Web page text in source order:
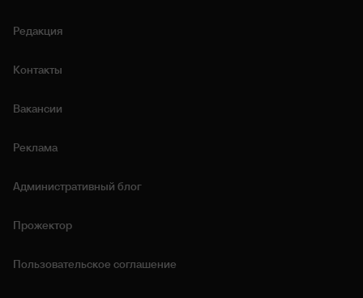
Редакция
Контакты
Вакансии
Реклама
Административный блог
Прожектор
Пользовательское соглашение